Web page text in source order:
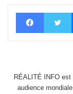
Facebook
RÉALITÉ INFO
audience